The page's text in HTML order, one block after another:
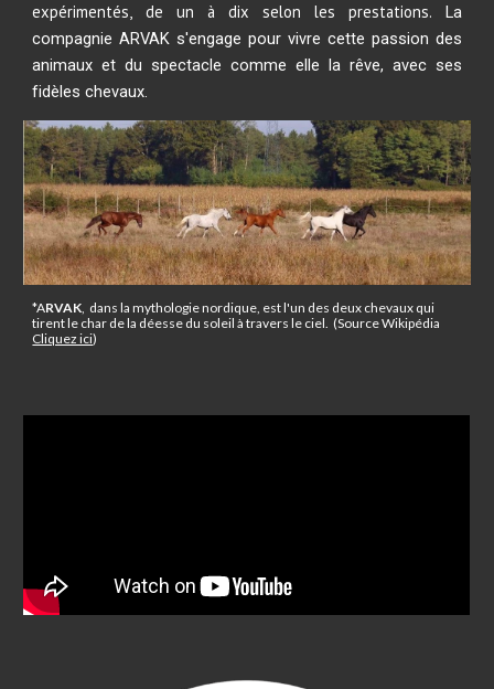
expérimentés, de un à dix selon les prestations. La
compagnie ARVAK s'engage pour vivre cette passion des
animaux et du spectacle comme elle la rêve, avec ses
fidèles chevaux.
*ARVAK, dans la mythologie nordique, est l'un des deux chevaux qui
tirent le char de la déesse du soleil à travers le ciel. (Source Wikipédia
Cliquez ici)